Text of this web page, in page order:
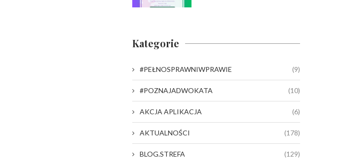
Kategorie
#PEŁNOSPRAWNIWPRAWIE (9)
#POZNAJADWOKATA (10)
AKCJA APLIKACJA (6)
AKTUALNOŚCI (178)
BLOG.STREFA (129)